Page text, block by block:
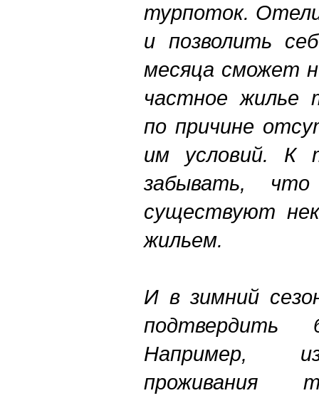
турпоток.
и позволить
месяца сможет
частное жилье
по причине
им условий.
забывать,
существуют
жильем.
И в зимний
Например, из